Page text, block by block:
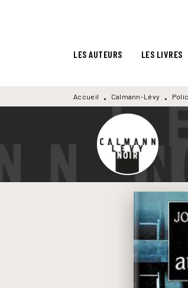
LES AUTEURS LES LIVRES
Accueil • Calmann-Lévy •